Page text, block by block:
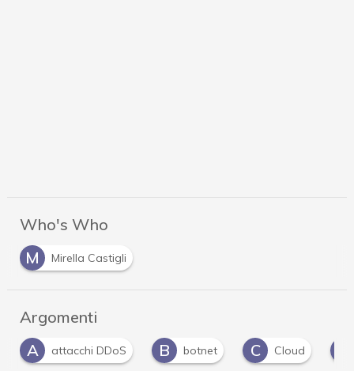
Who's Who
M
Mirella Castigli
Argomenti
A
attacchi DDoS B botnet C Cloud